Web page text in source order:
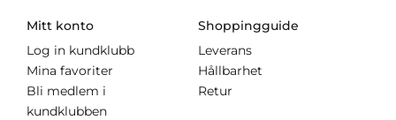
Mitt konto
Log in kundklubb
Mina favoriter
Bli medlem i
kundklubben
Shoppingguide
Leverans
Hållbarhet
Retur